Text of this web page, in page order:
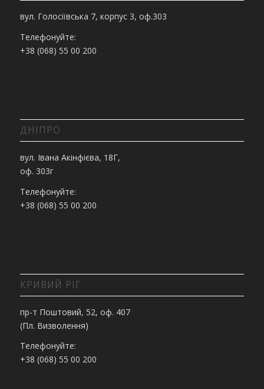
вул. Голосіївська 7, корпус 3, оф.303
Телефонуйте:
+38 (068) 55 00 200
ДНІПРО
вул. Івана Акінфієва, 18Г,
оф. 303г
Телефонуйте:
+38 (068) 55 00 200
КРИВИЙ РІГ
пр-т Поштовий, 52, оф. 407
(Пл. Визволення)
Телефонуйте:
+38 (068) 55 00 200